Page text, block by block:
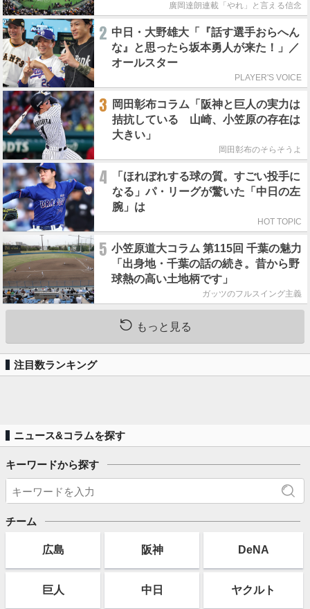
廣岡達朗連載「やれ」と言える信念
2 中日・大野雄大「『話す選手おらへん
な』と思ったら坂本勇人が来た！」／
オールスター
PLAYER'S VOICE
3
岡田彰布コラム「阪神と巨人の実力は
拮抗している 山崎、小笠原の存在は
大きい」
岡田彰布のそらそうよ
4
「ほれぼれする球の質。すごい投手に
なる」パ・リーグが驚いた「中日の左
腕」は
HOT TOPIC
5 小笠原道大コラム 第115回 千葉の魅力
「出身地・千葉の話の続き。昔から野
球熱の高い土地柄です」
ガッツのフルスイング主義
もっと見る
注目数ランキング
ニュース&コラムを探す
キーワードから探す
チーム
広島 阪神 DeNA
巨人 中日 ヤクルト